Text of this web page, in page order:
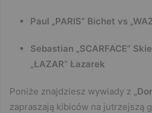
Paul „PARIS” Bichet vs
Sebastian „SCARFACE”
„ŁAZAR” Łazarek
Poniże znajdziesz wywiady z
zapraszają kibiców na jutrzejszą